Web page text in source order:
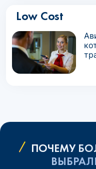
Low Cost
ПОЧЕМУ